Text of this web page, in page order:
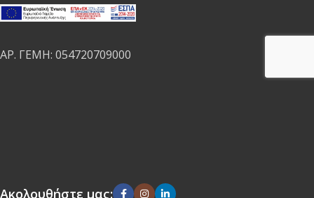
ΑΡ. ΓΕΜΗ: 054720709000
Ακολουθήστε μας: